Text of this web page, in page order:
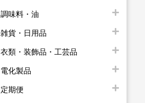
調味料・油
雑貨・日用品
衣類・装飾品・工芸品
電化製品
定期便